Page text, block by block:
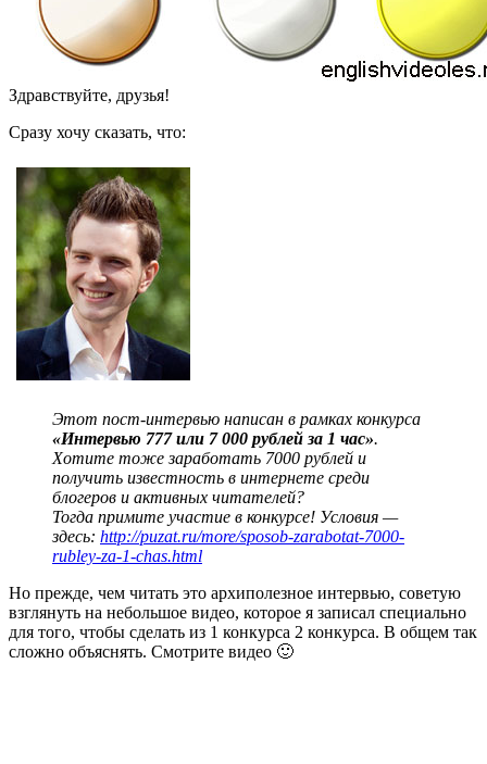
Здравствуйте, друзья!
Сразу хочу сказать, что:
Этот пост-интервью написан в рамках конкурса
«Интервью 777 или 7 000 рублей за 1 час».
Хотите тоже заработать 7000 рублей и
получить известность в интернете среди
блогеров и активных читателей?
Тогда примите участие в конкурсе! Условия —
здесь: http://puzat.ru/more/sposob-zarabotat-7000-
rubley-za-1-chas.html
Но прежде, чем читать это архиполезное интервью, советую
взглянуть на небольшое видео, которое я записал специально
для того, чтобы сделать из 1 конкурса 2 конкурса. В общем так
сложно объяснять. Смотрите видео 🙂